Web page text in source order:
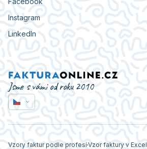
Instagram
LinkedIn
Jsme s vámi od roku 2010
Vzory faktur podle profesíVzor faktury v Excel